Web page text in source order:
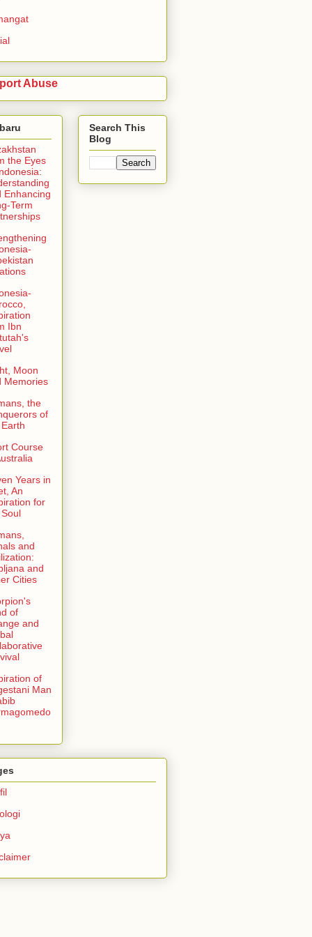
Abuse
the Eyes
Enhancing
Term
Ibn
Moon
Memories
the
of
Course
Years in
An
for
and
and
Cities
of
and
of
Man
Search This
Blog